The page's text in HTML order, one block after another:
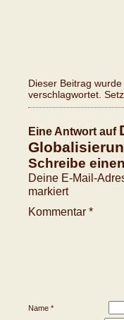
Dieser Beitrag
verschlagwortet.
Eine Antwort auf
Schreibe
Deine E-Mail-
markiert
Kommentar *
Name *